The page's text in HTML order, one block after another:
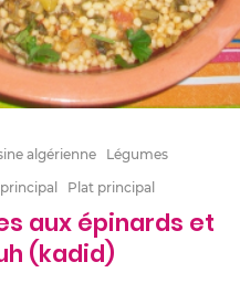
algérienne
Légumes
Plat principal
aux épinards et
(kadid)